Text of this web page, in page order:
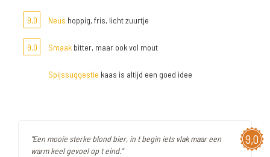
9,0 Neus hoppig, fris, licht zuurtje
9,0 Smaak bitter, maar ook vol mout
Spijssuggestie kaas is altijd een goed idee
9,0
"Een mooie sterke blond bier, in t begin iets vlak maar een
warm keel gevoel op t eind."